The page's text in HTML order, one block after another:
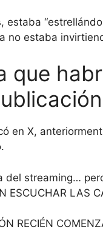
estaba
no estaba
que
en X,
del streaming…
ESCUCHAR LAS
RECIÉN